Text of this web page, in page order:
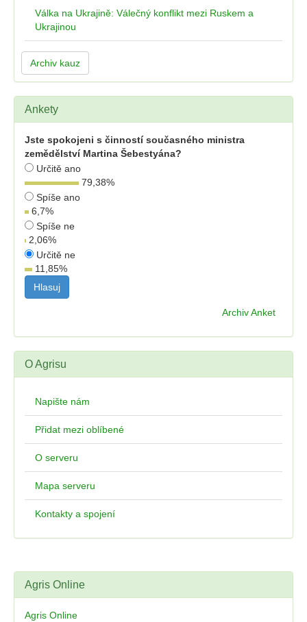
Válka na Ukrajině: Válečný konflikt mezi Ruskem a
Ukrajinou
Archiv kauz
Ankety
Jste spokojeni s činností současného ministra
zemědělství Martina Šebestyána?
Určitě ano
79,38%
Spíše ano
6,7%
Spíše ne
2,06%
Určitě ne
11,85%
Archiv Anket
O Agrisu
Napište nám
Přidat mezi oblíbené
O serveru
Mapa serveru
Kontakty a spojení
Agris Online
Agris Online